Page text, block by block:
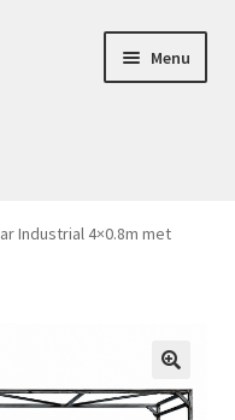
Menu
Industrial 4×0.8m met
🔍